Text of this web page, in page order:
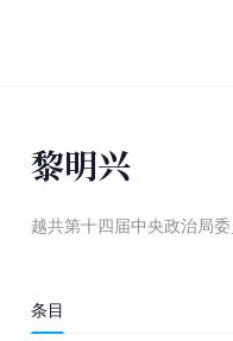
黎明兴
越共第十四届中央政治局
条目